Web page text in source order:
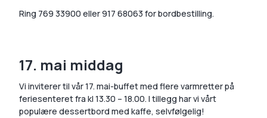
Ring 769 33900 eller 917 68063 for bordbestilling.
17. mai middag
Vi inviterer til vår 17. mai-buffet med flere varmretter på
feriesenteret fra kl 13.30 – 18.00. I tillegg har vi vårt
populære dessertbord med kaffe, selvfølgelig!